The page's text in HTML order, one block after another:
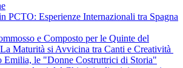
PCTO: Esperienze Internazionali tra Spagna
e Composto per le Quinte del
Maturità si Avvicina tra Canti e Creatività
Emilia, le "Donne Costruttrici di Storia"